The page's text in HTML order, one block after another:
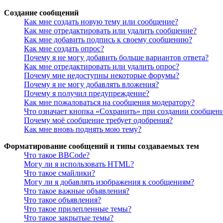
Создание сообщений
Как мне создать новую тему или сообщение?
Как мне отредактировать или удалить сообщение?
Как мне добавить подпись к своему сообщению?
Как мне создать опрос?
Почему я не могу добавить больше вариантов ответа?
Как мне отредактировать или удалить опрос?
Почему мне недоступны некоторые форумы?
Почему я не могу добавлять вложения?
Почему я получил предупреждение?
Как мне пожаловаться на сообщения модератору?
Что означает кнопка «Сохранить» при создании
Почему моё сообщение требует одобрения?
Как мне вновь поднять мою тему?
Форматирование сообщений и типы создаваемых тем
Что такое BBCode?
Могу ли я использовать HTML?
Что такое смайлики?
Могу ли я добавлять изображения к сообщениям?
Что такое важные объявления?
Что такое объявления?
Что такое прилепленные темы?
Что такое закрытые темы?